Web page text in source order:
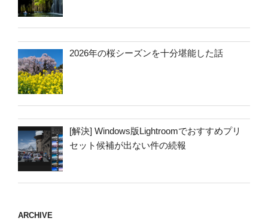
2026年の桜シーズンを十分堪能した話
[解決] Windows版Lightroomでおすすめプリ
セット候補が出ない件の続報
ARCHIVE